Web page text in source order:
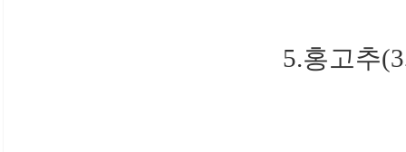
5.홍고추